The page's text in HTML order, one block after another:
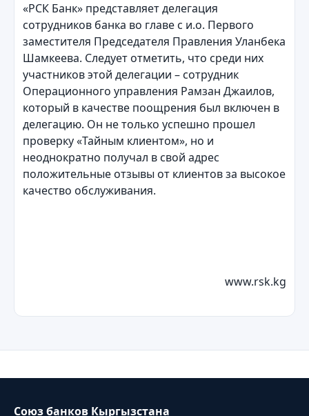
«РСК Банк» представляет делегация
сотрудников банка во главе с и.о. Первого
заместителя Председателя Правления Уланбека
Шамкеева. Следует отметить, что среди них
участников этой делегации – сотрудник
Операционного управления Рамзан Джаилов,
который в качестве поощрения был включен в
делегацию. Он не только успешно прошел
проверку «Тайным клиентом», но и
неоднократно получал в свой адрес
положительные отзывы от клиентов за высокое
качество обслуживания.
www.rsk.kg
Союз банков Кыргызстана